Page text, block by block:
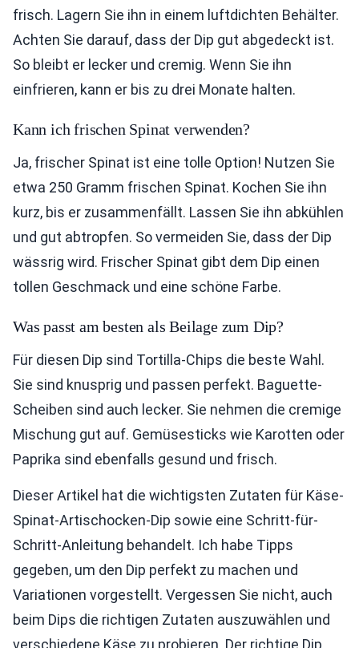
frisch. Lagern Sie ihn in einem luftdichten Behälter.
Achten Sie darauf, dass der Dip gut abgedeckt ist.
So bleibt er lecker und cremig. Wenn Sie ihn
einfrieren, kann er bis zu drei Monate halten.
Kann ich frischen Spinat verwenden?
Ja, frischer Spinat ist eine tolle Option! Nutzen Sie
etwa 250 Gramm frischen Spinat. Kochen Sie ihn
kurz, bis er zusammenfällt. Lassen Sie ihn abkühlen
und gut abtropfen. So vermeiden Sie, dass der Dip
wässrig wird. Frischer Spinat gibt dem Dip einen
tollen Geschmack und eine schöne Farbe.
Was passt am besten als Beilage zum Dip?
Für diesen Dip sind Tortilla-Chips die beste Wahl.
Sie sind knusprig und passen perfekt. Baguette-
Scheiben sind auch lecker. Sie nehmen die cremige
Mischung gut auf. Gemüsesticks wie Karotten oder
Paprika sind ebenfalls gesund und frisch.
Dieser Artikel hat die wichtigsten Zutaten für Käse-
Spinat-Artischocken-Dip sowie eine Schritt-für-
Schritt-Anleitung behandelt. Ich habe Tipps
gegeben, um den Dip perfekt zu machen und
Variationen vorgestellt. Vergessen Sie nicht, auch
beim Dips die richtigen Zutaten auszuwählen und